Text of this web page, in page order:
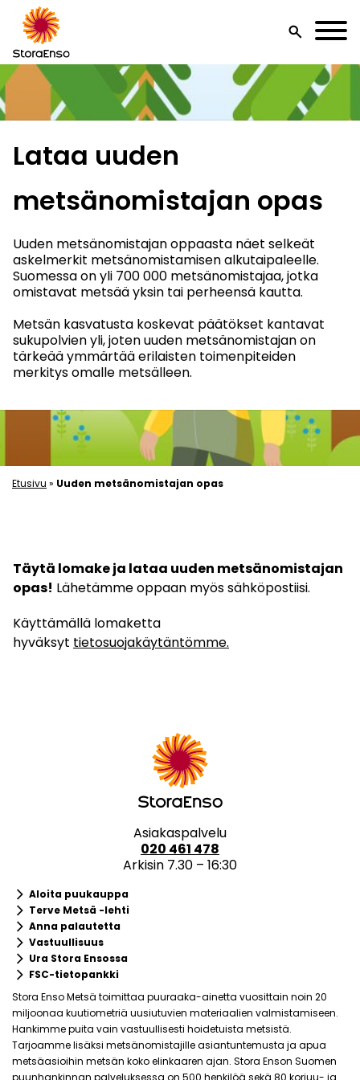
search
Lataa uuden
metsänomistajan opas
Uuden metsänomistajan oppaasta näet selkeät
askelmerkit metsänomistamisen alkutaipaleelle.
Suomessa on yli 700 000 metsänomistajaa, jotka
omistavat metsää yksin tai perheensä kautta.
Metsän kasvatusta koskevat päätökset kantavat
sukupolvien yli, joten uuden metsänomistajan on
tärkeää ymmärtää erilaisten toimenpiteiden
merkitys omalle metsälleen.
Etusivu » Uuden metsänomistajan opas
Täytä lomake ja lataa uuden metsänomistajan
opas! Lähetämme oppaan myös sähköpostiisi.
Käyttämällä lomaketta
hyväksyt tietosuojakäytäntömme.
Asiakaspalvelu
020 461 478
Arkisin 7.30 – 16:30
keyboard_arrow_rightAloita puukauppa
keyboard_arrow_rightTerve Metsä -lehti
keyboard_arrow_rightAnna palautetta
keyboard_arrow_rightVastuullisuus
keyboard_arrow_rightUra Stora Ensossa
keyboard_arrow_rightFSC-tietopankki
Stora Enso Metsä toimittaa puuraaka-ainetta vuosittain noin 20
miljoonaa kuutiometriä uusiutuvien materiaalien valmistamiseen.
Hankimme puita vain vastuullisesti hoidetuista metsistä.
Tarjoamme lisäksi metsänomistajille asiantuntemusta ja apua
metsäasioihin metsän koko elinkaaren ajan. Stora Enson Suomen